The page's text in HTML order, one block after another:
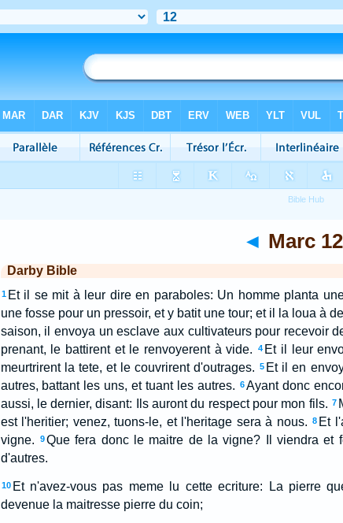
◄ Marc 12
Darby Bible
1 Et il se mit à leur dire en paraboles: Un homme planta
une fosse pour un pressoir, et y batit une tour; et il la loua à
saison, il envoya un esclave aux cultivateurs pour recevoir
prenant, le battirent et le renvoyerent à vide.
4 Et il leur
meurtrirent la tete, et le couvrirent d'outrages.
5 Et il en
autres, battant les uns, et tuant les autres. 6Ayant donc
aussi, le dernier, disant: Ils auront du respect pour mon fils. 7
est l'heritier; venez, tuons-le, et l'heritage sera à nous. 8 Et
vigne.
9Que fera donc le maitre de la vigne? Il viendra et
d'autres.
10 Et n'avez-vous pas meme lu cette ecriture: La pierre
devenue la maitresse pierre du coin;